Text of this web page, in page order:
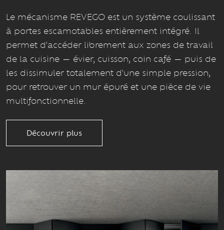
Le mécanisme REVEGO est un système coulissant
à portes escamotables entièrement intégré. Il
permet d'accéder librement aux zones de travail
de la cuisine — évier, cuisson, coin café — puis de
les dissimuler totalement d'une simple pression,
pour retrouver un mur épuré et une pièce de vie
multifonctionnelle.
Découvrir plus